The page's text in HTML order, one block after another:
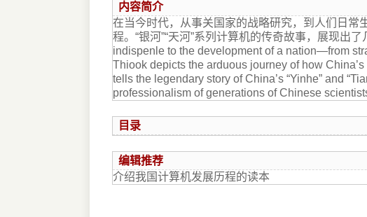
内容简介
在当今时代，从事关国家的战略研究，到人们日常
程。“银河”“天河”系列计算机的传奇故事，展现出
indispenle to the development of a nation—from
Thiook depicts the arduous journey of how
tells the legendary story of China’s “Yinhe” and
professionalism of generations of Chinese
目录
编辑推荐
介绍我国计算机发展历程的读本